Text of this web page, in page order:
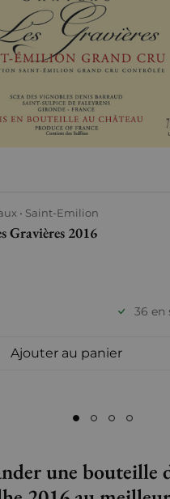
Saint-Emilion
Gravières 2016
36 en
Ajouter au panier
une bouteille